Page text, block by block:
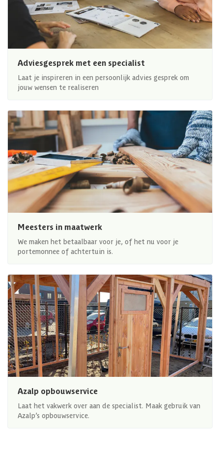
Adviesgesprek met een specialist
Laat je inspireren in een persoonlijk advies gesprek om
jouw wensen te realiseren
Meesters in maatwerk
We maken het betaalbaar voor je, of het nu voor je
portemonnee of achtertuin is.
Azalp opbouwservice
Laat het vakwerk over aan de specialist. Maak gebruik van
Azalp’s opbouwservice.